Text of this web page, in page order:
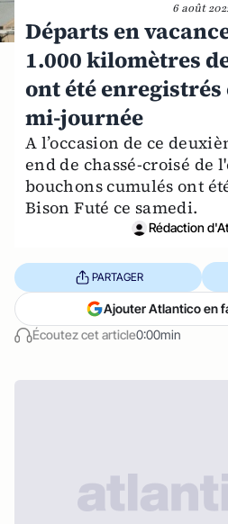
6 août
Départs en
1.000 kilomètres
ont été enregistrés
mi-journée
A l’occasion de ce
end de chassé-croisé de
bouchons cumulés ont
Bison Futé ce samedi.
Rédaction
Écoutez cet article0:00min
PARTAGER
Ajouter Atlantico en